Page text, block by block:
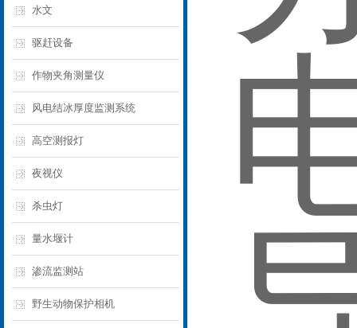
水文
驱赶设备
作物夹角测量仪
风电结冰厚度监测系统
高空测报灯
夜视仪
杀虫灯
量水堰计
渗流监测站
野生动物保护相机